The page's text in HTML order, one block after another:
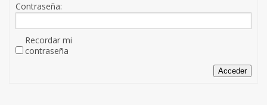
Contraseña:
Recordar mi
contraseña
Acceder